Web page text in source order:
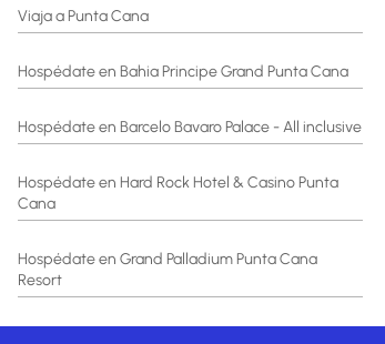
Viaja a Punta Cana
Hospédate en Bahia Principe Grand Punta Cana
Hospédate en Barcelo Bavaro Palace - All inclusive
Hospédate en Hard Rock Hotel & Casino Punta
Cana
Hospédate en Grand Palladium Punta Cana
Resort